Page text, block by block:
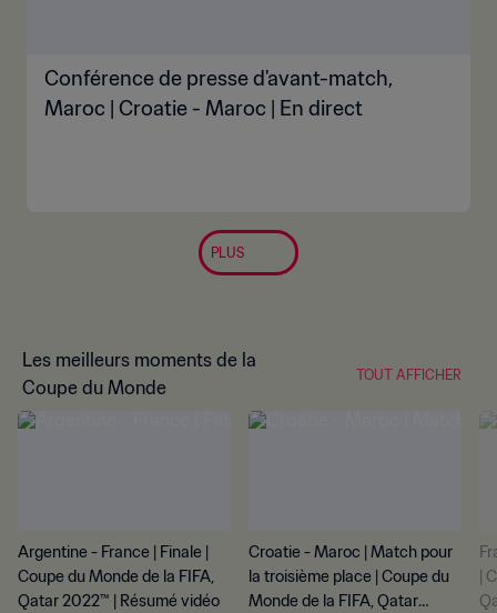
Conférence de presse d'avant-match,
Maroc | Croatie - Maroc | En direct
PLUS
Les meilleurs moments de la
Coupe du Monde
TOUT AFFICHER
Argentine - France | Finale |
Coupe du Monde de la FIFA,
Qatar 2022™ | Résumé vidéo
Croatie - Maroc | Match pour
la troisième place | Coupe du
Monde de la FIFA, Qatar
|